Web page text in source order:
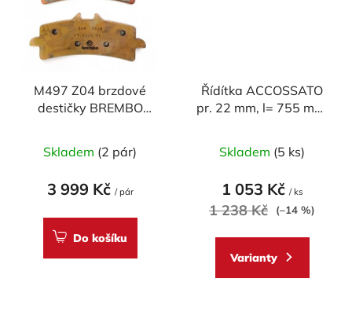
M497 Z04 brzdové
destičky BREMBO
Skladem (2 pár)
3 999 Kč / pár
Do košíku
Řídítka ACCOSSATO
pr. 22 mm, l= 755 mm,
hodnocení
produktu
je
5
Skladem (5 ks)
1 053 Kč / ks
1 238 Kč (–14 %)
Varianty